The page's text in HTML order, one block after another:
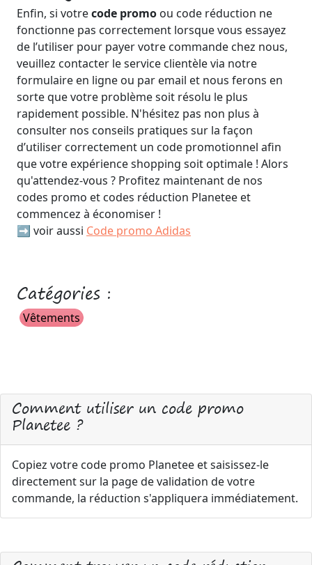
Enfin, si votrecode promo ou code réduction ne
fonctionne pas correctement lorsque vous essayez
de l’utiliser pour payer votre commande chez nous,
veuillez contacter le service clientèle via notre
formulaire en ligne ou par email et nous ferons en
sorte que votre problème soit résolu le plus
rapidement possible. N'hésitez pas non plus à
consulter nos conseils pratiques sur la façon
d’utiliser correctement un code promotionnel afin
que votre expérience shopping soit optimale ! Alors
qu'attendez-vous ? Profitez maintenant de nos
codes promo et codes réduction Planetee et
commencez à économiser !
➡️ voir aussi Code promo Adidas
Catégories :
Vêtements
Comment utiliser un code promo
Planetee ?
Copiez votre code promo Planetee et saisissez-le
directement sur la page de validation de votre
commande, la réduction s'appliquera immédiatement.